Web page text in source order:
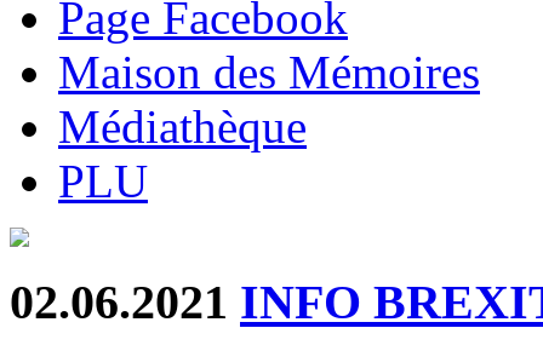
Page Facebook
Maison des Mémoires
Médiathèque
PLU
02.06.2021 INFO